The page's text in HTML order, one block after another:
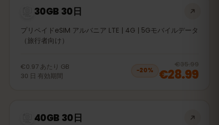
30GB 30日
プリペイドeSIM アルバニア LTE | 4G | 5Gモバイルデータ
（旅行者向け）
€0.97 あたり GB
30 日 有効期間
−20%
€35.99
€28.99
40GB 30日